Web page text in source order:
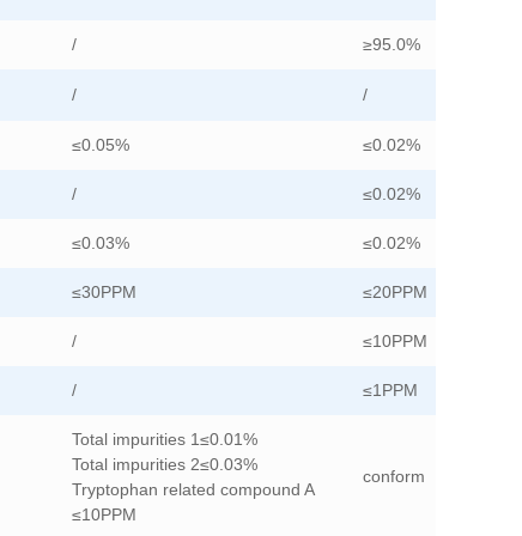
/ ≥95.0%
/ /
≤0.05% ≤0.02%
/ ≤0.02%
≤0.03% ≤0.02%
≤30PPM ≤20PPM
/ ≤10PPM
/ ≤1PPM
Total impurities 1≤0.01%
Total impurities 2≤0.03%
Tryptophan related compound A
≤10PPM
conform